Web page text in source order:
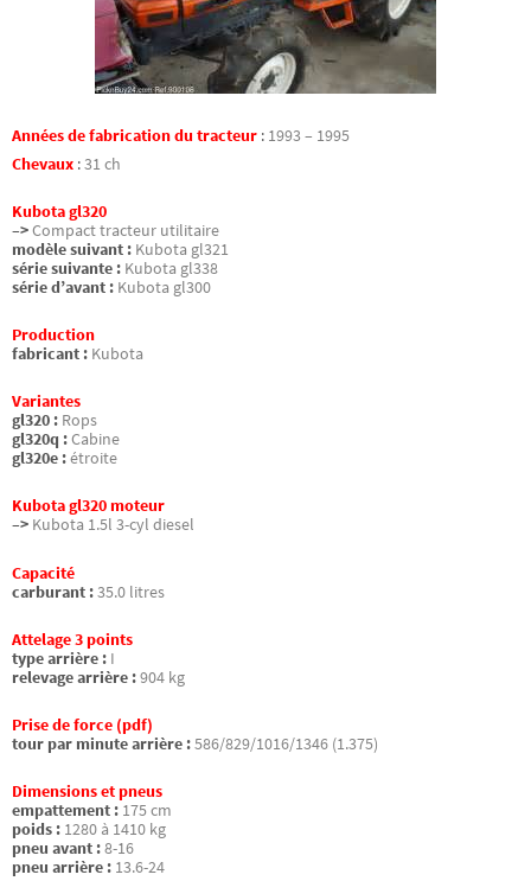
Années de fabrication du tracteur : 1993 – 1995
Chevaux :31 ch
Kubota gl320
–>Compact tracteur utilitaire
modèle suivant : Kubota gl321
série suivante : Kubota gl338
série d’avant : Kubota gl300
Production
fabricant : Kubota
Variantes
gl320 : Rops
gl320q :Cabine
gl320e :étroite
Kubota gl320 moteur
–> Kubota 1.5l 3-cyl diesel
Capacité
carburant :35.0 litres
Attelage 3 points
type arrière : I
relevage arrière :904 kg
Prise de force (pdf)
tour par minute arrière :586/829/1016/1346 (1.375)
Dimensions et pneus
empattement : 175 cm
poids : 1280 à 1410 kg
pneu avant :8-16
pneu arrière : 13.6-24